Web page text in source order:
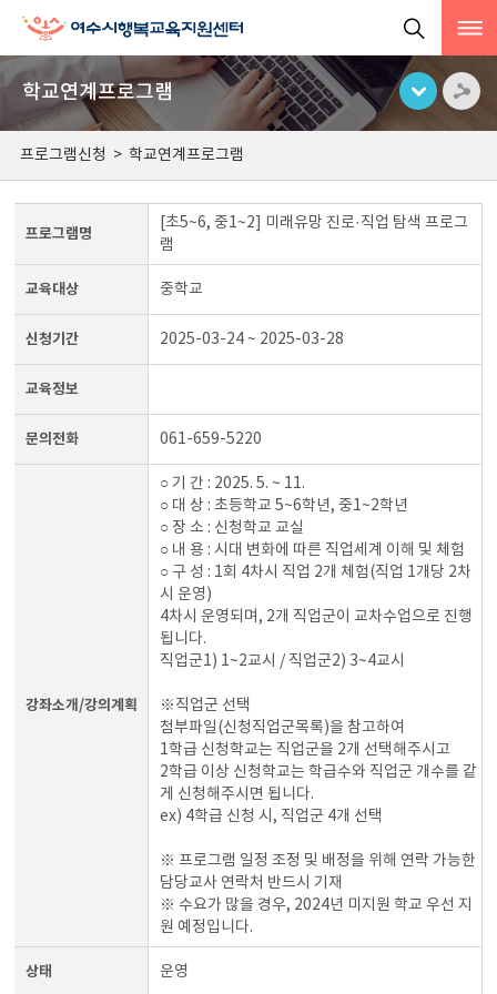
학교연계프로그램
프로그램신청 > 학교연계프로그램
프로그램명
[초5~6, 중1~2] 미래유망 진로·직업 탐색 프로그
램
교육대상 중학교
신청기간 2025-03-24 ~ 2025-03-28
교육정보
문의전화 061-659-5220
강좌소개/강의계획
○ 기 간 : 2025. 5. ~ 11.
○ 대 상 : 초등학교 5~6학년, 중1~2학년
○ 장 소 : 신청학교 교실
○ 내 용 : 시대 변화에 따른 직업세계 이해 및 체험
○ 구 성 : 1회 4차시 직업 2개 체험(직업 1개당 2차
시 운영)
4차시 운영되며, 2개 직업군이 교차수업으로 진행
됩니다.
직업군1) 1~2교시 / 직업군2) 3~4교시
※직업군 선택
첨부파일(신청직업군목록)을 참고하여
1학급 신청학교는 직업군을 2개 선택해주시고
2학급 이상 신청학교는 학급수와 직업군 개수를 같
게 신청해주시면 됩니다.
ex) 4학급 신청 시, 직업군 4개 선택
※ 프로그램 일정 조정 및 배정을 위해 연락 가능한
담당교사 연락처 반드시 기재
※ 수요가 많을 경우, 2024년 미지원 학교 우선 지
원 예정입니다.
상태 운영